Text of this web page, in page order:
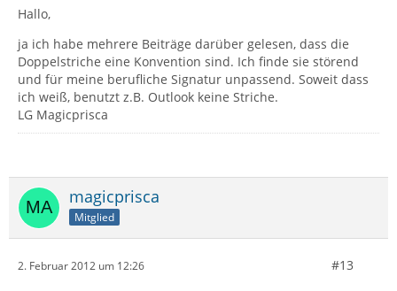
Hallo,
ja ich habe mehrere Beiträge darüber gelesen, dass die
Doppelstriche eine Konvention sind. Ich finde sie störend
und für meine berufliche Signatur unpassend. Soweit dass
ich weiß, benutzt z.B. Outlook keine Striche.
LG Magicprisca
magicprisca
Mitglied
2. Februar 2012 um 12:26 #13